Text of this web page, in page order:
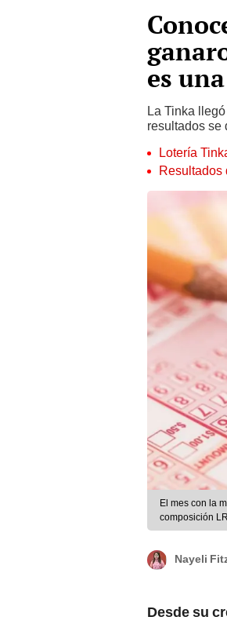
es
La Tinka
resultados se
Lotería
Resultados
El mes con la
composición
Nayeli
Desde su